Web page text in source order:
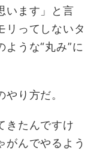
います」と言
リってしないタ
ような“丸み”に
り方だ。
きたんですけ
がんでやるよう